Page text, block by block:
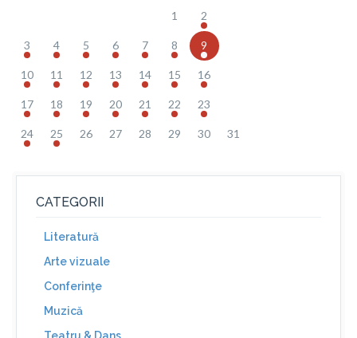
1 2
3 4 5 6 7 8 9
10 11 12 13 14 15 16
17 18 19 20 21 22 23
24 25 26 27 28 29 30 31
CATEGORII
Literatură
Arte vizuale
Conferinţe
Muzică